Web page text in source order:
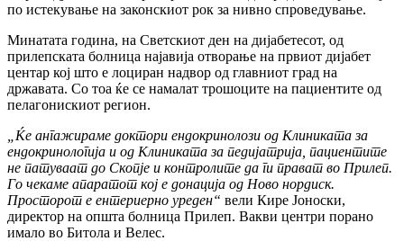
по истекување на законскиот рок за нивно спроведување.
Минатата година, на Светскиот ден на дијабетесот, од
прилепската болница најавија отворање на првиот дијабет
центар кој што е лоциран надвор од главниот град на
државата. Со тоа ќе се намалат трошоците на пациентите од
пелагонискиот регион.
„Ќе ангажираме доктори ендокринолози од Клиниката за
ендокринологија и од Клиниката за педијатрија, пациентите
не патуваат до Скопје и контролите да ги прават во Прилеп.
Го чекаме апаратот кој е донација од Ново нордиск.
Просторот е ентериерно уреден“ вели Кире Јоноски,
директор на општа болница Прилеп. Вакви центри порано
имало во Битола и Велес.